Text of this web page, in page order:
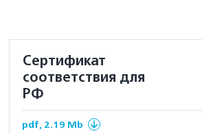
Сертификат
соответствия для
РФ
pdf, 2.19 Mb